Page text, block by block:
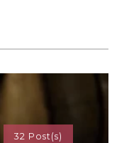
32 Post(s)